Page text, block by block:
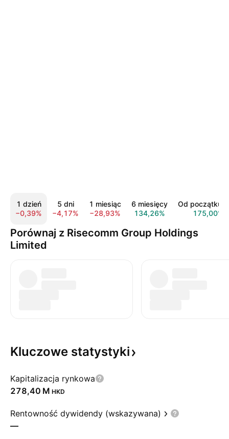
1 dzień
−0,39%
5 dni
−4,17%
1 miesiąc
−28,93%
6 miesięcy
134,26%
Od początku
175,00%
Porównaj z Risecomm Group Holdings
Limited
Kluczowe statystyki
Kapitalizacja rynkowa
‪278,40 M‬ HKD
Rentowność dywidendy (wskazywana)
—